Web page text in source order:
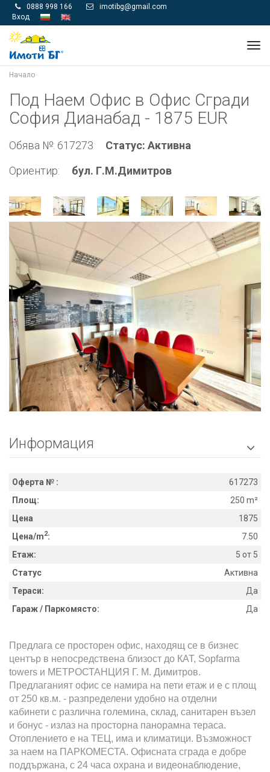
 0888 998 166 
imotibg@gmail.com
Вход
Начало
Под Наем Офис в Офис Сгради
София Дианабад - 1875 EUR
Обява №: 617273
Статус: Активна
Ориентир:
бул. Г.М.Димитров
Информация 
Оферта № :
617273
Площ:
250 m²
Цена
1875
Цена/m2:
7.50
Етаж:
5 от 5
Статус
Активна
Тераси:
Да
Гараж / Паркомясто:
Да
Предлага се просторен офис, находящ се в бизнес
център в непосредствена близост до КАТ, Sopfarma
towers и МЕТРОСТАНЦИЯ Г. М. Димитров.
Предлаганият офис се намира на пети етаж и е с площ
от 250 кв.м. - разпределени удобно на отделни
кабинети с различна големина, склад, санитарен възел
и бонус - излаз на просторна панорамна тераса.
Отоплението е на ТЕЦ, има и климатици. Възможност
за наем на ПАРКОМЕСТА. Офисната сграда е добре
поддържана, с 24 часа охрана и видеонаблюдение,